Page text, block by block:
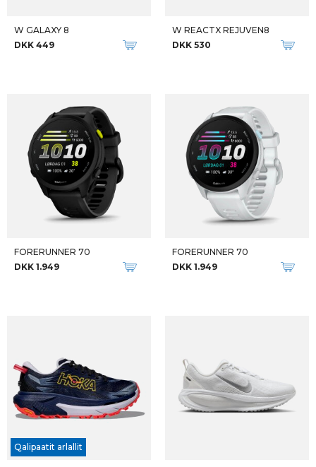
W GALAXY 8
DKK 449
W REACTX REJUVEN8
DKK 530
FORERUNNER 70
DKK 1.949
FORERUNNER 70
DKK 1.949
Qalipaatit arlallit